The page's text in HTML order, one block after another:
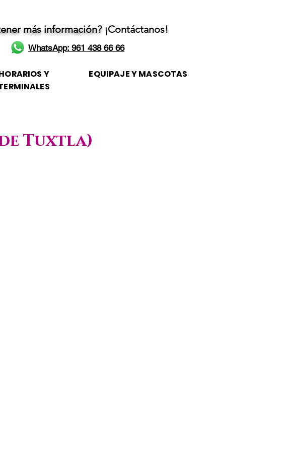
más información? ¡Contáctanos!
WhatsApp: 961 438 66 66
Y
EQUIPAJE Y MASCOTAS
de Tuxtla)